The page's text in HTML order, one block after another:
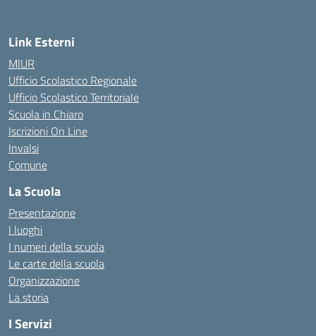
Link Esterni
MIUR
Ufficio Scolastico Regionale
Ufficio Scolastico Territoriale
Scuola in Chiaro
Iscrizioni On Line
Invalsi
Comune
La Scuola
Presentazione
I luoghi
I numeri della scuola
Le carte della scuola
Organizzazione
La storia
I Servizi